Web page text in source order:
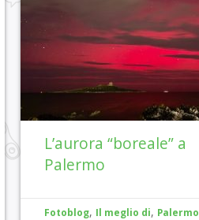
L’aurora “boreale” a
Palermo
Fotoblog, Il meglio di, Palermo